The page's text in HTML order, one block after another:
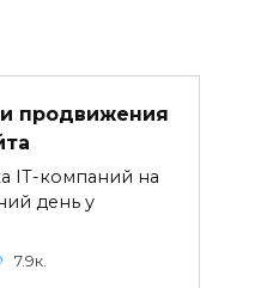
продвижения
IT-компаний на
день у
7.9к.